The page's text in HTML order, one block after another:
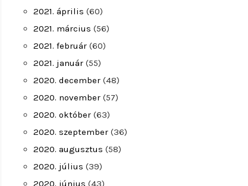
2021. április (60)
2021. március (56)
2021. február (60)
2021. január (55)
2020. december (48)
2020. november (57)
2020. október (63)
2020. szeptember (36)
2020. augusztus (58)
2020. július (39)
2020. június (43)